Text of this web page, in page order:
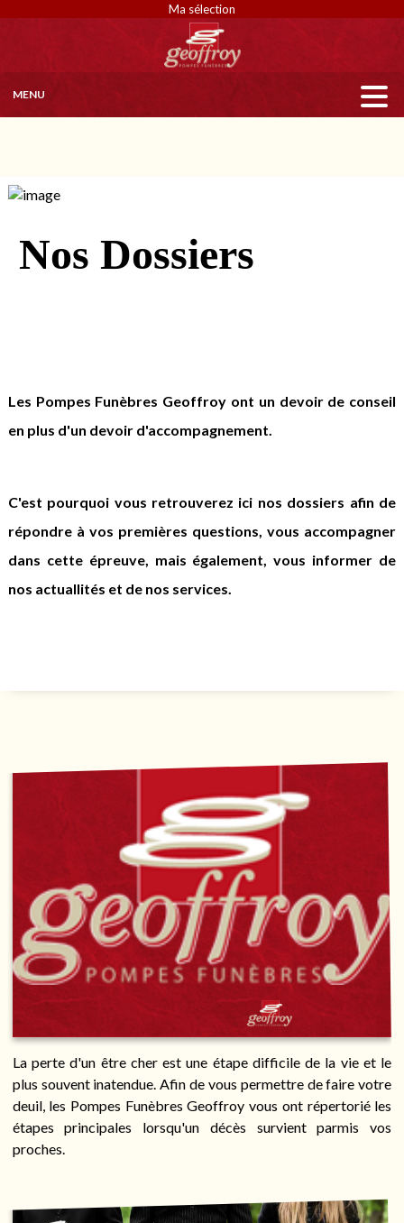
MENU
Ma sélection
Nos Dossiers
Les Pompes Funèbres Geoffroy ont un devoir de conseil
en plus d'un devoir d'accompagnement.
C'est pourquoi vous retrouverez ici nos dossiers afin de
répondre à vos premières questions, vous accompagner
dans cette épreuve, mais également, vous informer de
nos actuallités et de nos services.
La perte d'un être cher est une étape difficile de la vie et le
plus souvent inatendue. Afin de vous permettre de faire votre
deuil, les Pompes Funèbres Geoffroy vous ont répertorié les
étapes principales lorsqu'un décès survient parmis vos
proches.